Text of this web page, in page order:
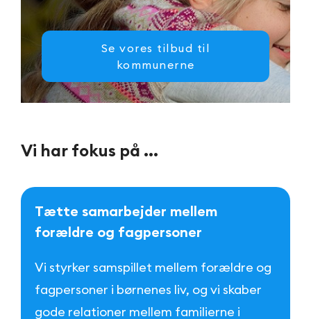
Se vores tilbud til
kommunerne
Vi har fokus på ...
Tætte samarbejder mellem
forældre og fagpersoner
Vi styrker samspillet mellem forældre og
fagpersoner i børnenes liv, og vi skaber
gode relationer mellem familierne i